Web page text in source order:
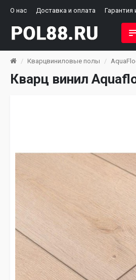
О нас Доставка и оплата Гарантия
Кварцвиниловые полы
Кварц винил